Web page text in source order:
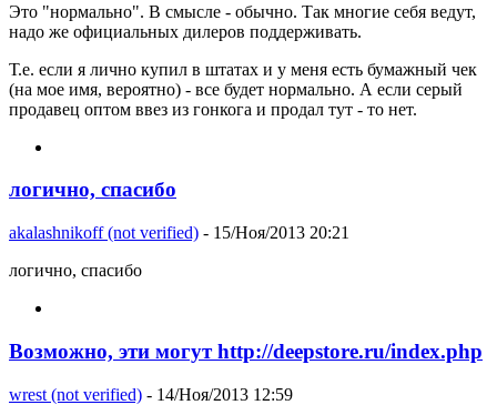
Это "нормально". В смысле - обычно. Так многие себя ведут,
надо же официальных дилеров поддерживать.
Т.е. если я лично купил в штатах и у меня есть бумажный чек
(на мое имя, вероятно) - все будет нормально. А если серый
продавец оптом ввез из гонкога и продал тут - то нет.
логично, спасибо
akalashnikoff (not verified) - 15/Ноя/2013 20:21
логично, спасибо
Возможно, эти могут http://deepstore.ru/index.php
wrest (not verified) - 14/Ноя/2013 12:59